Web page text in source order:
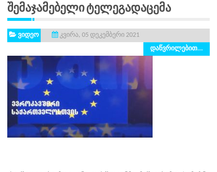
Შემაჯამებელი Ტელეგადაცემა
ვიდეო
კვირა, 05 დეკემბერი 2021
დაწვრილებით...